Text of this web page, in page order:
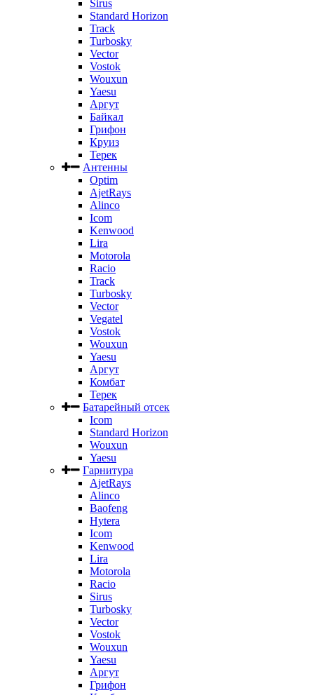
Sirus
Standard Horizon
Track
Turbosky
Vector
Vostok
Wouxun
Yaesu
Аргут
Байкал
Грифон
Круиз
Терек
Антенны
Optim
AjetRays
Alinco
Icom
Kenwood
Lira
Motorola
Racio
Track
Turbosky
Vector
Vegatel
Vostok
Wouxun
Yaesu
Аргут
Комбат
Терек
Батарейный отсек
Icom
Standard Horizon
Wouxun
Yaesu
Гарнитура
AjetRays
Alinco
Baofeng
Hytera
Icom
Kenwood
Lira
Motorola
Racio
Sirus
Turbosky
Vector
Vostok
Wouxun
Yaesu
Аргут
Грифон